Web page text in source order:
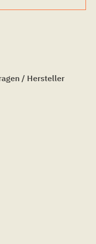
/ Hersteller